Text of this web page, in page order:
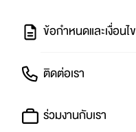
ข้อกำหนดและเงื่อนไข
ติดต่อเรา
ร่วมงานกับเรา